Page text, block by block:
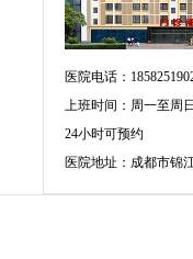
医院电话：
上班时间：周一至周日
24小时可预约
医院地址：成都市锦